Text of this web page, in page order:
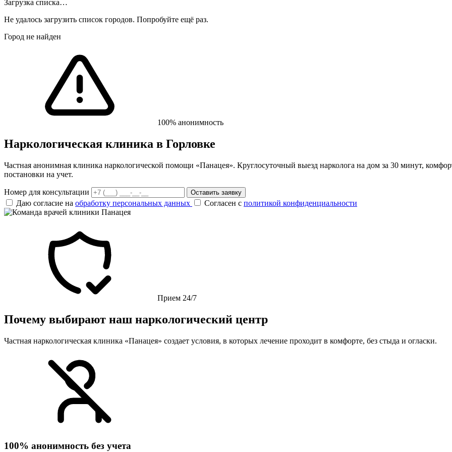
Загрузка списка…
Не удалось загрузить список городов. Попробуйте ещё раз.
Город не найден
100% анонимность
Наркологическая клиника в Горловке
Частная анонимная клиника наркологической помощи «Панацея». Круглосуточный выезд нарколога на дом за 30 минут,
постановки на учет.
Номер для консультации Оставить заявку
Даю согласие на обработку персональных данных Согласен с политикой конфиденциальности
Прием 24/7
Почему выбирают наш наркологический центр
Частная наркологическая клиника «Панацея» создает условия, в которых лечение проходит в комфорте, без стыда и огласки.
100% анонимность без учета